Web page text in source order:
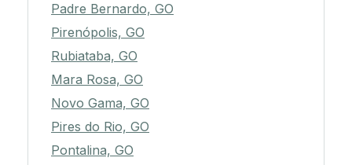
Padre Bernardo, GO
Pirenópolis, GO
Rubiataba, GO
Mara Rosa, GO
Novo Gama, GO
Pires do Rio, GO
Pontalina, GO